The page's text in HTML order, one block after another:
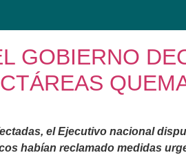
GOBIERNO
el Ejecutivo nacional
habían reclamado medidas